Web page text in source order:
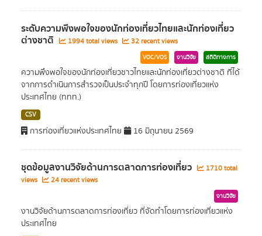
ระดับความพึงพอใจของนักท่องเที่ยวไทยและนักท่องเที่ยว
ต่างชาติ 1994 total views 32 recent views
VOC/VOS งานวิจัย สถิติทางการ
ความพึงพอใจของนักท่องเที่ยวชาวไทยและนักท่องเที่ยวต่างชาติ ที่ได้
จากการดำเนินการสำรวจเป็นประจำทุกปี โดยการท่องเที่ยวแห่ง
ประเทศไทย (ททท.)
CSV
การท่องเที่ยวแห่งประเทศไทย 16 มิถุนายน 2569
ชุดข้อมูลงานวิจัยด้านการตลาดการท่องเที่ยว
1710 total
views
24 recent views
งานวิจัย
งานวิจัยด้านการตลาดการท่องเที่ยว ที่จัดทำโดยการท่องเที่ยวแห่ง
ประเทศไทย